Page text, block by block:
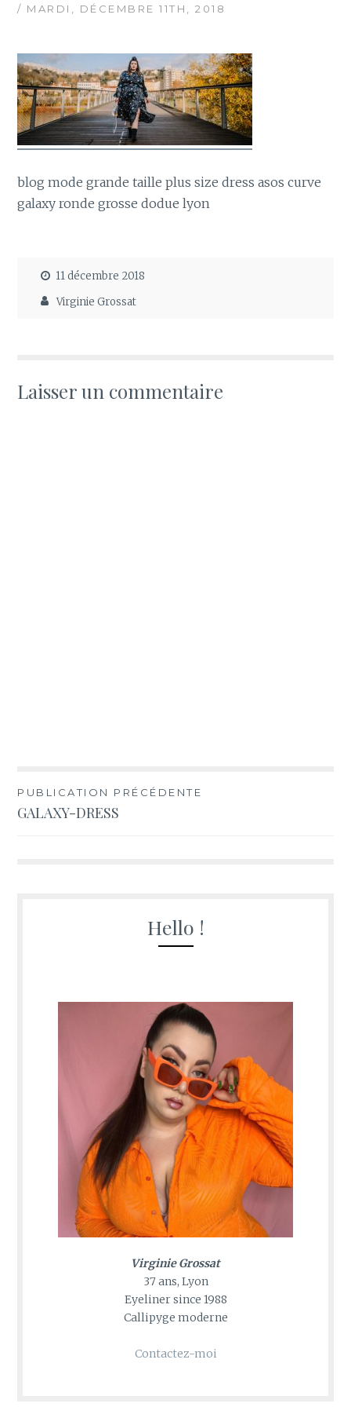
/ MARDI, DÉCEMBRE 11TH, 2018
blog mode grande taille plus size dress asos curve
galaxy ronde grosse dodue lyon
11 décembre 2018
Virginie Grossat
Laisser un commentaire
Navigation
de
PUBLICATION PRÉCÉDENTE
GALAXY-DRESS
Hello !
Virginie Grossat
37 ans, Lyon
Eyeliner since 1988
Callipyge moderne
Contactez-moi